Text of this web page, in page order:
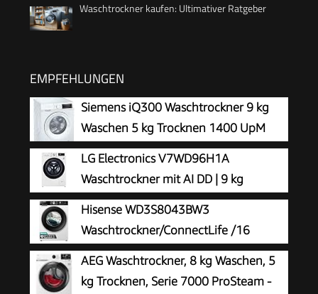
Waschtrockner kaufen: Ultimativer Ratgeber
EMPFEHLUNGEN
Siemens iQ300 Waschtrockner 9 kg
Waschen 5 kg Trocknen 1400 UpM
WN34A141
LG Electronics V7WD96H1A
Waschtrockner mit AI DD | 9 kg
Waschen | 6 kg Trocknen | 1400 U/Min
| Steam | TurboWash 360° | Neue Wohlfühl-
Trommel | Wi-Fi-Funktion | Weiß
Hisense WD3S8043BW3
Waschtrockner/ConnectLife /16
Programme /8 KG, 54 Liter /1400
U/min/Dampffunktion/JetWash/Anti-Allergie
AEG Waschtrockner, 8 kg Waschen, 5
kg Trocknen, Serie 7000 ProSteam -